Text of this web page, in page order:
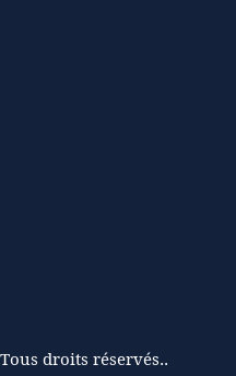
droits réservés..